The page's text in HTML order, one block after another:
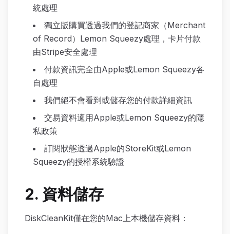
統處理
獨立版購買透過我們的登記商家（Merchant
of Record）Lemon Squeezy處理，卡片付款
由Stripe安全處理
付款資訊完全由Apple或Lemon Squeezy各
自處理
我們絕不會看到或儲存您的付款詳細資訊
交易資料適用Apple或Lemon Squeezy的隱
私政策
訂閱狀態透過Apple的StoreKit或Lemon
Squeezy的授權系統驗證
2. 資料儲存
DiskCleanKit僅在您的Mac上本機儲存資料：